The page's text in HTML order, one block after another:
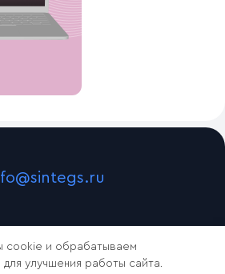
cookie и обрабатываем
улучшения работы сайта.